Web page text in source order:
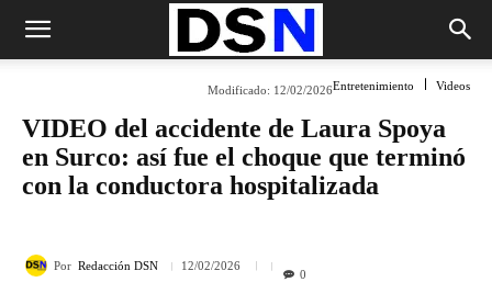
Entretenimiento Videos
Modificado: 12/02/2026
VIDEO del accidente de Laura Spoya
en Surco: así fue el choque que terminó
con la conductora hospitalizada
Por Redacción DSN 12/02/2026
0